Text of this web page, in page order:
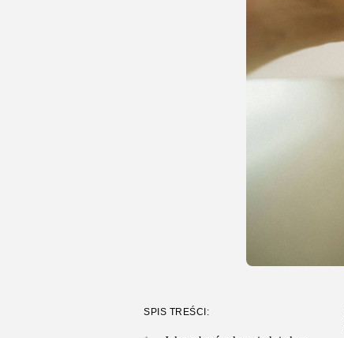
SPIS TREŚCI: